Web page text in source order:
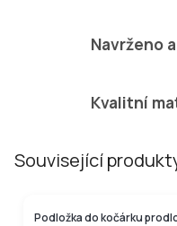
Navrženo
Kvalitní
Související
Podložka do kočárku